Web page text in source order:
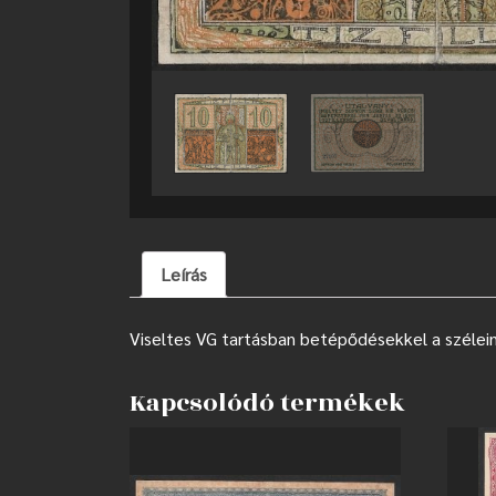
Leírás
Viseltes VG tartásban betépődésekkel a
Kapcsolódó termékek